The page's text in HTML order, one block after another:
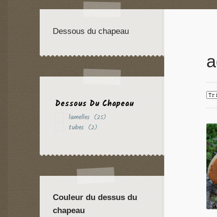
Dessous du chapeau
Dessous Du Chapeau
lamelles (25)
tubes (2)
Couleur du dessus du
chapeau